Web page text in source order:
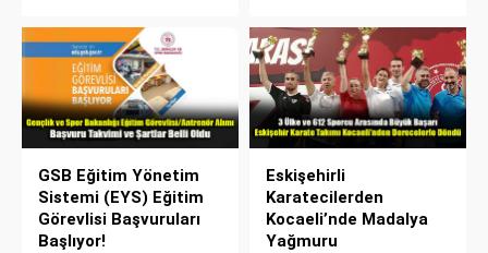
GSB Eğitim Yönetim
Sistemi (EYS) Eğitim
Görevlisi Başvuruları
Başlıyor!
Eskişehirli
Karatecilerden
Kocaeli’nde Madalya
Yağmuru